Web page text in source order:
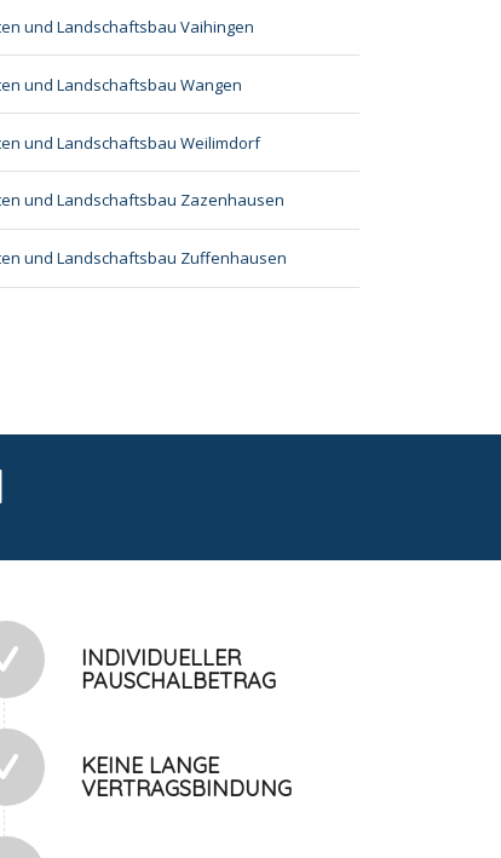
und Landschaftsbau Vaihingen
und Landschaftsbau Wangen
und Landschaftsbau Weilimdorf
und Landschaftsbau Zazenhausen
und Landschaftsbau Zuffenhausen
INDIVIDUELLER
PAUSCHALBETRAG
KEINE LANGE
VERTRAGSBINDUNG